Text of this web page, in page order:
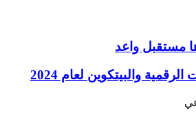
مستقبل واعد
والبيتكوين لعام 2024